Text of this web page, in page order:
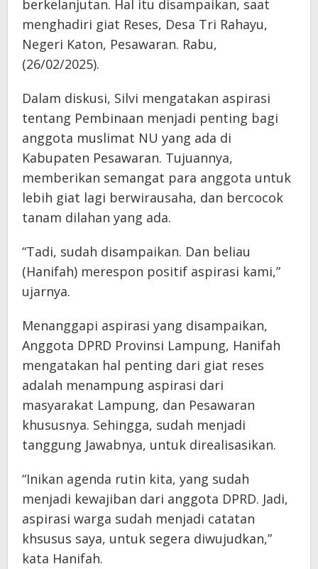
berkelanjutan. Hal itu disampaikan, saat
menghadiri giat Reses, Desa Tri Rahayu,
Negeri Katon, Pesawaran. Rabu,
(26/02/2025).
Dalam diskusi, Silvi mengatakan aspirasi
tentang Pembinaan menjadi penting bagi
anggota muslimat NU yang ada di
Kabupaten Pesawaran. Tujuannya,
memberikan semangat para anggota untuk
lebih giat lagi berwirausaha, dan bercocok
tanam dilahan yang ada.
“Tadi, sudah disampaikan. Dan beliau
(Hanifah) merespon positif aspirasi kami,”
ujarnya.
Menanggapi aspirasi yang disampaikan,
Anggota DPRD Provinsi Lampung, Hanifah
mengatakan hal penting dari giat reses
adalah menampung aspirasi dari
masyarakat Lampung, dan Pesawaran
khususnya. Sehingga, sudah menjadi
tanggung Jawabnya, untuk direalisasikan.
“Inikan agenda rutin kita, yang sudah
menjadi kewajiban dari anggota DPRD. Jadi,
aspirasi warga sudah menjadi catatan
khsusus saya, untuk segera diwujudkan,”
kata Hanifah.